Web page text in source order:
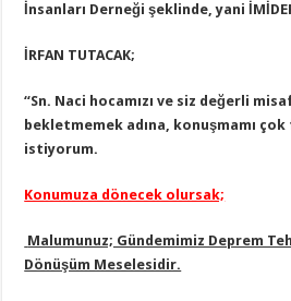
İnsanları Derneği şeklinde, yani
İRFAN TUTACAK;
“Sn. Naci hocamızı ve siz değerli
bekletmemek adına, konuşmamı
istiyorum.
Konumuza dönecek olursak;
Malumunuz; Gündemimiz Deprem
Dönüşüm Meselesidir.